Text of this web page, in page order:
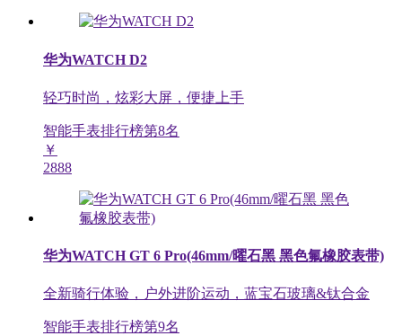
华为WATCH D2
轻巧时尚，炫彩大屏，便捷上手
智能手表排行榜第8名
￥
2888
华为WATCH GT 6 Pro(46mm/曜石黑 黑色氟橡胶表带)
全新骑行体验，户外进阶运动，蓝宝石玻璃&钛合金
智能手表排行榜第9名